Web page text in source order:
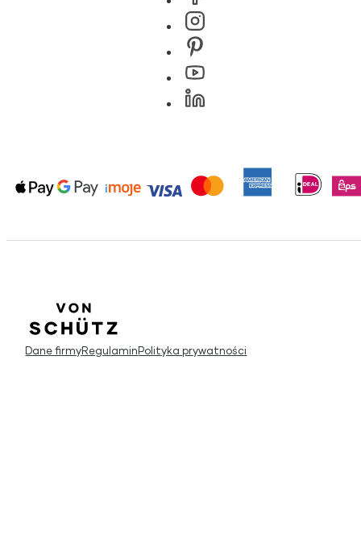
Dane firmyRegulaminPolityka prywatności